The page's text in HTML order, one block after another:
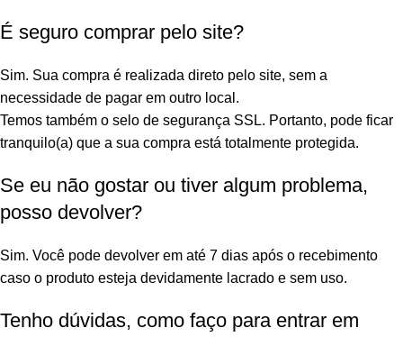
É seguro comprar pelo site?
Sim. Sua compra é realizada direto pelo site, sem a
necessidade de pagar em outro local.
Temos também o selo de segurança SSL. Portanto, pode ficar
tranquilo(a) que a sua compra está totalmente protegida.
Se eu não gostar ou tiver algum problema,
posso devolver?
Sim. Você pode devolver em até 7 dias após o recebimento
caso o produto esteja devidamente lacrado e sem uso.
Tenho dúvidas, como faço para entrar em